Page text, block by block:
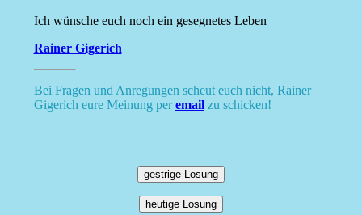
Ich wünsche euch noch ein gesegnetes Leben
Rainer Gigerich
Bei Fragen und Anregungen scheut euch nicht, Rainer
Gigerich eure Meinung peremailzu schicken!
gestrige Losung
heutige Losung